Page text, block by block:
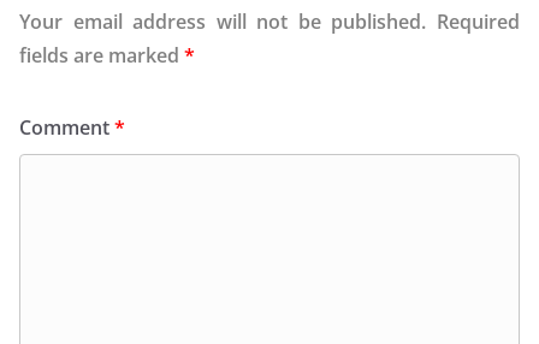
Your email address will not be published. Required
fields are marked *
Comment*